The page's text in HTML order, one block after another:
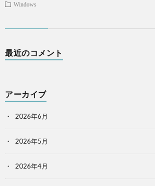
Windows
最近のコメント
アーカイブ
2026年6月
2026年5月
2026年4月